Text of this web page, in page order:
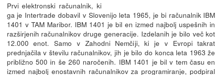
Prvi elektronski računalnik, ki
ga je Intertrade dobavil v Slovenijo leta 1965, je bi računalnik IBM
1401 v TAM Maribor. IBM 1401 je bil en izmed najbolj uspešnih in
razširjenih računalnikov druge generacije. Izdelanih je bilo več kot
12.000 enot. Samo v Zahodni Nemčiji, ki je v Evropi takrat
prednjačila v številu računalnikov, jih je bilo do konca leta 1963 že
približno 500 in še 260 naročenih. IBM 1401 je bil v tem času en
izmed najbolj enostavnih računalnikov za programiranje, podpiral